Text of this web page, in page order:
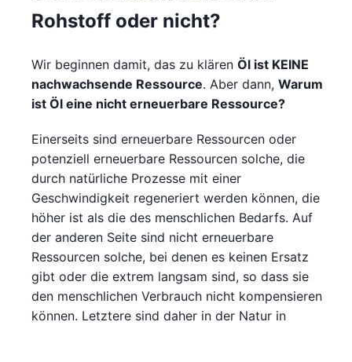
Rohstoff oder nicht?
Wir beginnen damit, das zu klären Öl ist KEINE
nachwachsende Ressource. Aber dann, Warum
ist Öl eine nicht erneuerbare Ressource?
Einerseits sind erneuerbare Ressourcen oder
potenziell erneuerbare Ressourcen solche, die
durch natürliche Prozesse mit einer
Geschwindigkeit regeneriert werden können, die
höher ist als die des menschlichen Bedarfs. Auf
der anderen Seite sind nicht erneuerbare
Ressourcen solche, bei denen es keinen Ersatz
gibt oder die extrem langsam sind, so dass sie
den menschlichen Verbrauch nicht kompensieren
können. Letztere sind daher in der Natur in